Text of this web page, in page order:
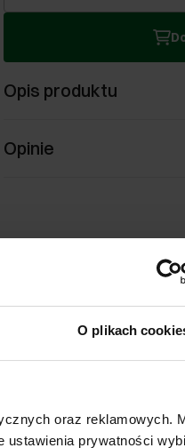
O plikach
oraz reklamowych.
ustawienia prywatności
Opis produktu
Opinie